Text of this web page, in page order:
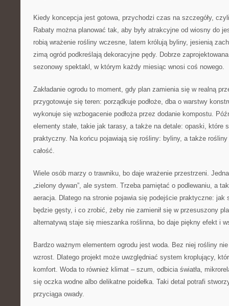
Kiedy koncepcja jest gotowa, przychodzi czas na szczegóły,
Rabaty można planować tak, aby były atrakcyjne od wiosny do
robią wrażenie rośliny wczesne, latem królują byliny, jesienią
zimą ogród podkreślają dekoracyjne pędy. Dobrze
sezonowy spektakl, w którym każdy miesiąc wnosi coś nowego.
Zakładanie ogrodu to moment, gdy plan zamienia się w realną
przygotowuje się teren: porządkuje podłoże, dba o warstwy
wykonuje się wzbogacenie podłoża przez dodanie kompostu.
elementy stałe, takie jak tarasy, a także na detale: opaski, które
praktyczny. Na końcu pojawiają się rośliny: byliny, a także
całość.
Wiele osób marzy o trawniku, bo daje wrażenie przestrzeni.
„zielony dywan”, ale system. Trzeba pamiętać o podlewaniu, a
aeracja. Dlatego na stronie pojawia się podejście praktyczne: jak
będzie gęsty, i co zrobić, żeby nie zamienił się w przesuszony
alternatywą staje się mieszanka roślinna, bo daje piękny efekt i
Bardzo ważnym elementem ogrodu jest woda. Bez niej rośliny
wzrost. Dlatego projekt może uwzględniać system kroplujący,
komfort. Woda to również klimat – szum, odbicia światła,
się oczka wodne albo delikatne poidełka. Taki detal potrafi
przyciąga owady.